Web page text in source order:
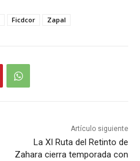
Ficdcor Zapal
Artículo siguiente
La XI Ruta del Retinto de
Zahara cierra temporada con